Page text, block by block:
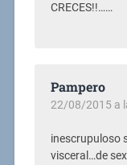
CRECES!!……
Pampero
22/08/2015 a
inescrupuloso
visceral…de